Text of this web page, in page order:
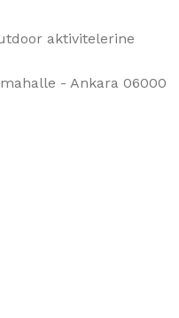
aktivitelerine
- Ankara 06000